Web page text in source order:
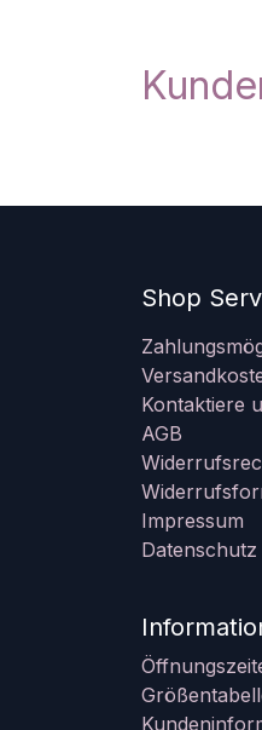
Shop
Kontaktiere
AGB
Impressum
Datenschutz